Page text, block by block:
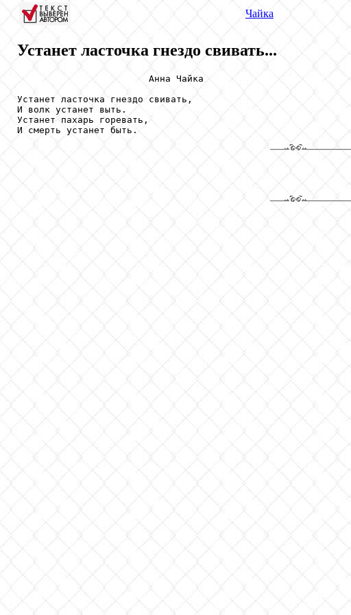
Чайка
Устанет ласточка гнездо свивать...
                        Анна Чайка
Устанет ласточка гнездо свивать,
И волк устанет выть.
Устанет пахарь горевать,
И смерть устанет быть.